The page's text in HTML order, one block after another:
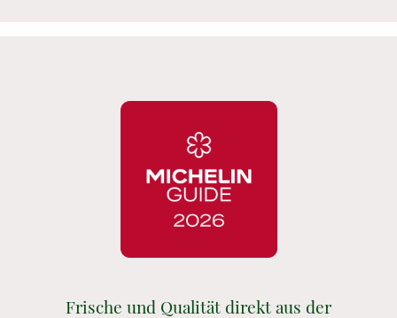
Frische und Qualität direkt aus der